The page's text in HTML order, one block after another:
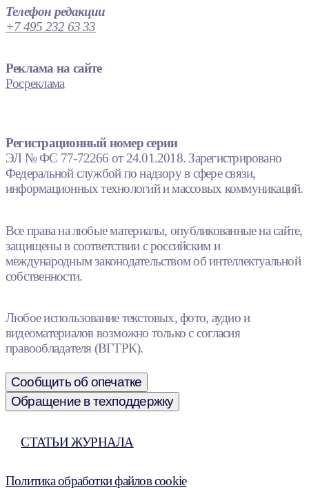
Телефон редакции
+7 495 232 63 33
Реклама на сайте
Росреклама
Регистрационный номер серии
ЭЛ № ФС 77-72266 от 24.01.2018. Зарегистрировано
Федеральной службой по надзору в сфере связи,
информационных технологий и массовых коммуникаций.
Все права на любые материалы, опубликованные на сайте,
защищены в соответствии с российским и
международным законодательством об интеллектуальной
собственности.
Любое использование текстовых, фото, аудио и
видеоматериалов возможно только с согласия
правообладателя (ВГТРК).
Сообщить об опечатке
Обращение в техподдержку
СТАТЬИ ЖУРНАЛА
Политика обработки файлов cookie